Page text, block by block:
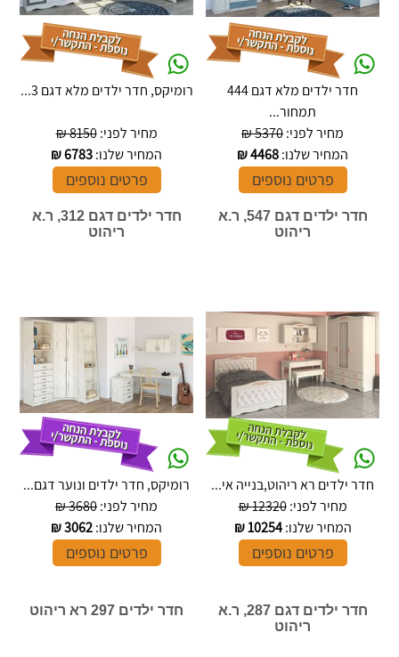
חדר ילדים מלא דגם 444
תמחור...
מחיר לפני:5370 ₪
המחיר שלנו:4468
₪
פרטים נוספים
רומיקס, חדר ילדים מלא דגם 3...
מחיר לפני:8150 ₪
המחיר שלנו:6783
₪
פרטים נוספים
חדר ילדים דגם 547, ר.א
ריהוט
חדר ילדים רא ריהוט,בנייה אי...
מחיר לפני:12320 ₪
המחיר שלנו:10254
₪
פרטים נוספים
חדר ילדים דגם 312, ר.א
ריהוט
רומיקס, חדר ילדים ונוער דגם...
מחיר לפני:3680 ₪
המחיר שלנו:3062
₪
פרטים נוספים
חדר ילדים דגם 287, ר.א
ריהוט
חדר ילדים 297 רא ריהוט